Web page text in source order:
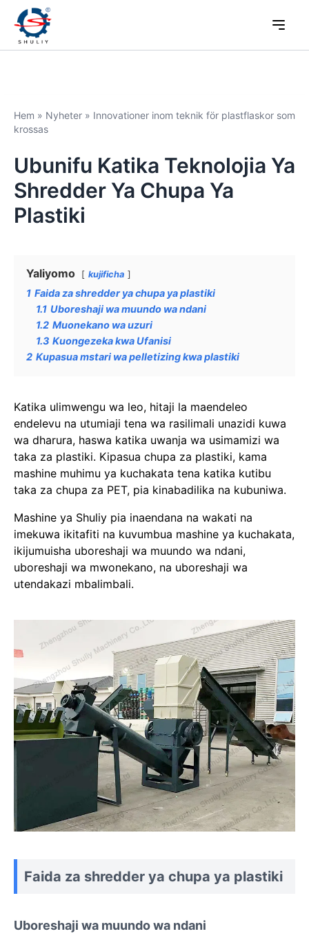
Hem » Nyheter » Innovationer inom teknik för plastflaskor som
krossas
Ubunifu Katika Teknolojia Ya
Shredder Ya Chupa Ya
Plastiki
Yaliyomo kujificha
1 Faida za shredder ya chupa ya plastiki
1.1 Uboreshaji wa muundo wa ndani
1.2 Muonekano wa uzuri
1.3 Kuongezeka kwa Ufanisi
2 Kupasua mstari wa pelletizing kwa plastiki
Katika ulimwengu wa leo, hitaji la maendeleo
endelevu na utumiaji tena wa rasilimali unazidi kuwa
wa dharura, haswa katika uwanja wa usimamizi wa
taka za plastiki. Kipasua chupa za plastiki, kama
mashine muhimu ya kuchakata tena katika kutibu
taka za chupa za PET, pia kinabadilika na kubuniwa.
Mashine ya Shuliy pia inaendana na wakati na
imekuwa ikitafiti na kuvumbua mashine ya kuchakata,
ikijumuisha uboreshaji wa muundo wa ndani,
uboreshaji wa mwonekano, na uboreshaji wa
utendakazi mbalimbali.
Faida za shredder ya chupa ya plastiki
Uboreshaji wa muundo wa ndani